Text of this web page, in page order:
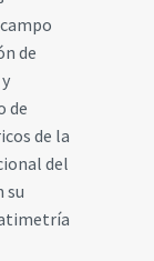
de
de
de la
del
su